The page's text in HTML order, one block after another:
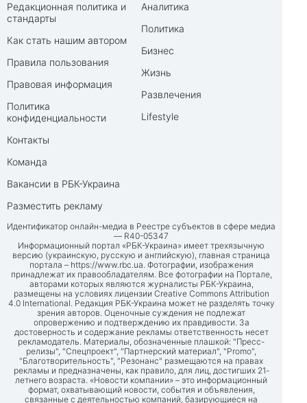
Редакционная политика и
стандарты
Как стать нашим автором
Правила пользования
Правовая информация
Политика
конфиденциальности
Контакты
Команда
Вакансии в РБК-Украина
Разместить рекламу
Аналитика
Политика
Бизнес
Жизнь
Развлечения
Lifestyle
Идентификатор онлайн-медиа в Реестре субъектов в сфере медиа
— R40-05347
Информационный портал «РБК-Украина» имеет трехязычную
версию (украинскую, русскую и английскую), главная страница
портала – https://www.rbc.ua. Фотографии, изображения
принадлежат их правообладателям. Все фотографии на Портале,
авторами которых являются журналисты РБК-Украина,
размещены на условиях лицензии Creative Commons Attribution
4.0 International. Редакция РБК-Украина может не разделять точку
зрения авторов. Оценочные суждения не подлежат
опровержению и подтверждению их правдивости. За
достоверность и содержание рекламы ответственность несет
рекламодатель. Материалы, обозначенные плашкой: "Пресс-
релизы", "Спецпроект", "Партнерский материал", "Promo",
"Благотворительность", "Резонанс" размещаются на правах
рекламы и предназначены, как правило, для лиц, достигших 21-
летнего возраста. «Новости компании» – это информационный
формат, охватывающий новости, события и объявления,
связанные с деятельностью компаний, базирующиеся на